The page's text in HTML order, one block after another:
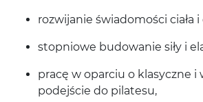
rozwi­janie świado­mości ciała
stop­niowe budowanie siły i
pracę w opar­ciu o klasy­czne i
pode­jś­cie do pilatesu,